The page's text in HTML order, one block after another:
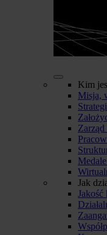
Kim
Misja,
Jak
Jakość